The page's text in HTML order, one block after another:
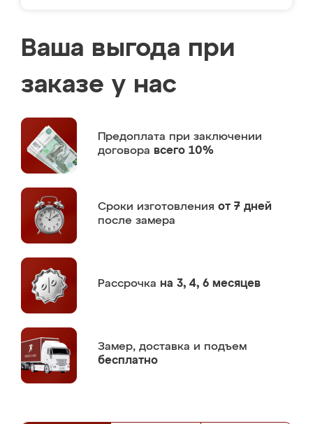
Ваша выгода при
заказе у нас
Предоплата при заключении
договора всего 10%
Сроки изготовления от 7 дней
после замера
Рассрочка на 3, 4, 6 месяцев
Замер, доставка и подъем
бесплатно